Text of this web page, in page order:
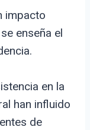
impacto
enseña el
en la
han influido
de